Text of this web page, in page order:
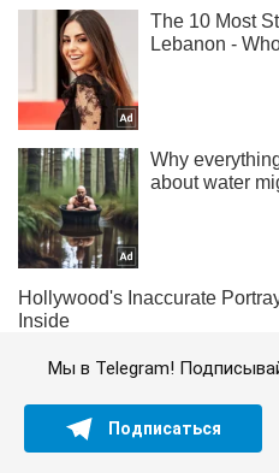
Мы в Telegram!
Подписаться